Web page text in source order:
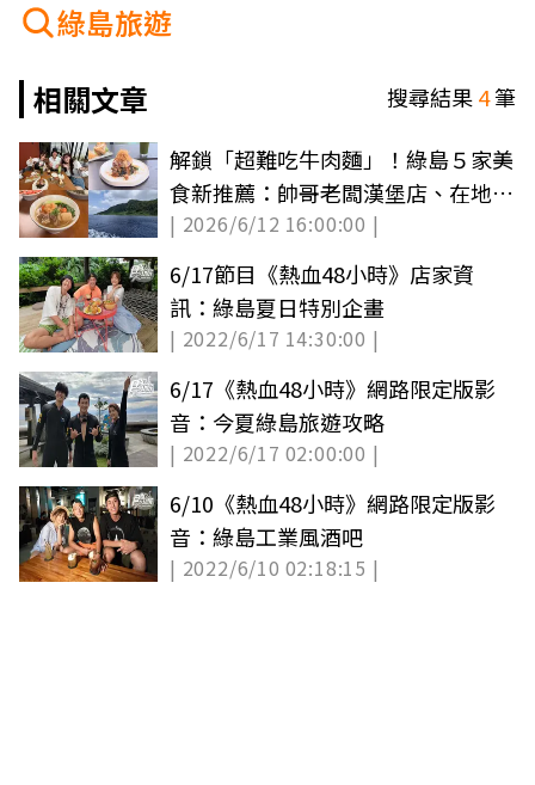
綠島旅遊
相關文章
搜尋結果4筆
解鎖「超難吃牛肉麵」！綠島５家美
食新推薦：帥哥老闆漢堡店、在地限
定花生芡粿
| 2026/6/12 16:00:00 |
6/17節目《熱血48小時》店家資
訊：綠島夏日特別企畫
| 2022/6/17 14:30:00 |
6/17《熱血48小時》網路限定版影
音：今夏綠島旅遊攻略
| 2022/6/17 02:00:00 |
6/10《熱血48小時》網路限定版影
音：綠島工業風酒吧
| 2022/6/10 02:18:15 |